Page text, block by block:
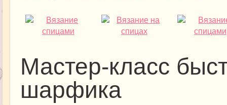
Мастер-класс
шарфика